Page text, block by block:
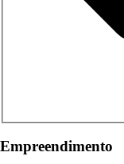
Empreendimento